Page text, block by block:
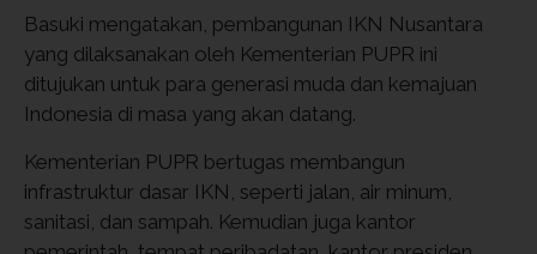
Basuki mengatakan, pembangunan IKN Nusantara
yang dilaksanakan oleh Kementerian PUPR ini
ditujukan untuk para generasi muda dan kemajuan
Indonesia di masa yang akan datang.
Kementerian PUPR bertugas membangun
infrastruktur dasar IKN, seperti jalan, air minum,
sanitasi, dan sampah. Kemudian juga kantor